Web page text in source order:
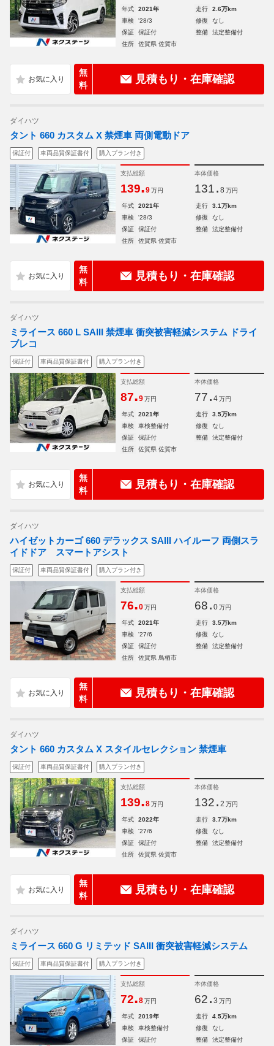
年式 2021年 走行
2.6万km
車検
'28/3 修復
なし
保証
保証付 整備
法定整備付
住所
佐賀県 佐賀市
無
料
見積もり・在庫確認
ダイハツ
タント 660 カスタム X 禁煙車 両側電動ドア
保証付 車両品質保証書付 購入プラン付き
支払総額
139.9 万円
本体価格
131. 8 万円
年式 2021年 走行
3.1万km
車検
'28/3 修復
なし
保証
保証付 整備
法定整備付
住所
佐賀県 佐賀市
無
料
見積もり・在庫確認
ダイハツ
ミライース 660 L SAIII 禁煙車 衝突被害軽減システム ドライ
ブレコ
保証付 車両品質保証書付 購入プラン付き
支払総額
87.9 万円
本体価格
77. 4 万円
年式 2021年 走行
3.5万km
車検
車検整備付 修復
なし
保証
保証付 整備
法定整備付
住所
佐賀県 佐賀市
無
料
見積もり・在庫確認
ダイハツ
ハイゼットカーゴ 660 デラックス SAIII ハイルーフ 両側スラ
イドドア スマートアシスト
保証付 車両品質保証書付 購入プラン付き
支払総額
76.0 万円
本体価格
68. 0 万円
年式 2021年 走行
3.5万km
車検
'27/6 修復
なし
保証
保証付 整備
法定整備付
住所
佐賀県 鳥栖市
無
料
見積もり・在庫確認
ダイハツ
タント 660 カスタム X スタイルセレクション 禁煙車
保証付 車両品質保証書付 購入プラン付き
支払総額
139.8 万円
本体価格
132. 2 万円
年式 2022年 走行
3.7万km
車検
'27/6 修復
なし
保証
保証付 整備
法定整備付
住所
佐賀県 佐賀市
無
料
見積もり・在庫確認
ダイハツ
ミライース 660 G リミテッド SAIII 衝突被害軽減システム
保証付 車両品質保証書付 購入プラン付き
支払総額
72.8 万円
本体価格
62. 3 万円
年式 2019年 走行
4.5万km
車検
車検整備付 修復
なし
保証
保証付 整備 法定整備付